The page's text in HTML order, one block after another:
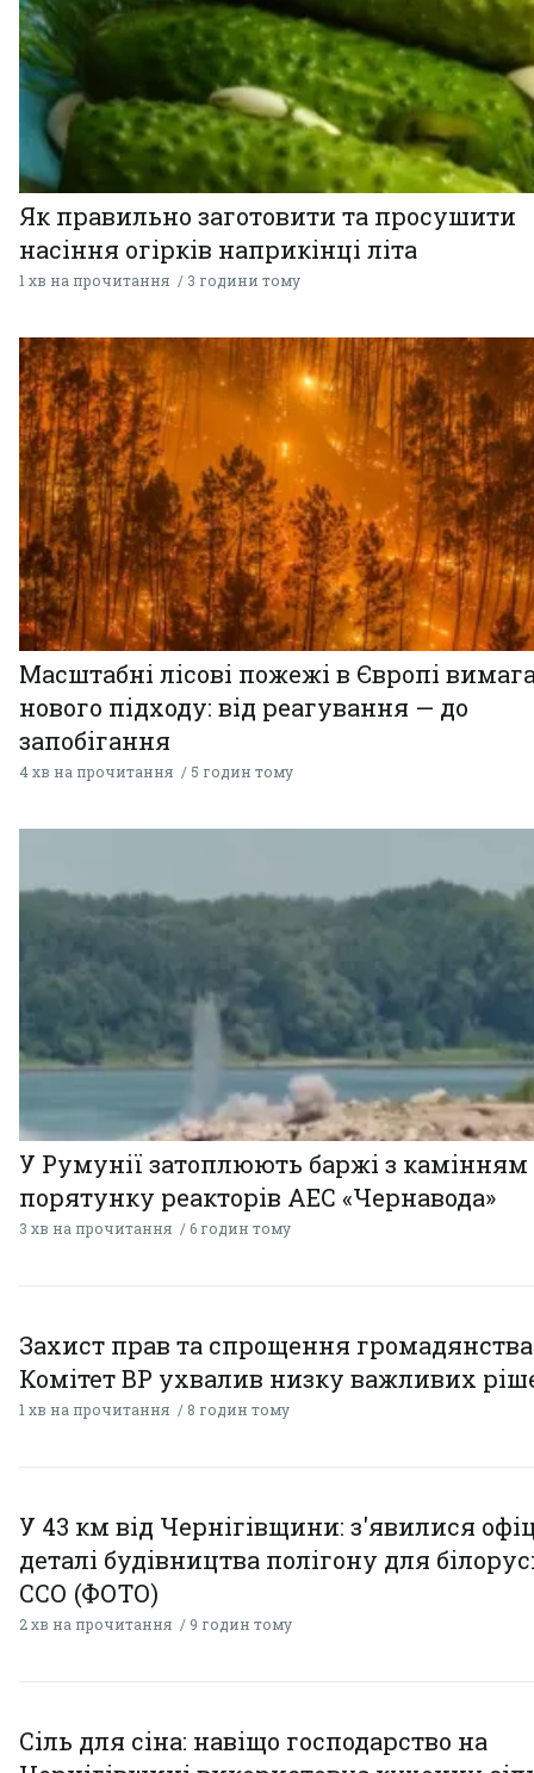
Як правильно заготовити та просушити
насіння огірків наприкінці літа
1 хв на прочитання 3 години тому
Масштабні лісові пожежі в Європі
нового підходу: від реагування — до
запобігання
4 хв на прочитання 5 годин тому
У Румунії затоплюють баржі з
порятунку реакторів АЕС «Чернавода»
3 хв на прочитання 6 годин тому
Захист прав та спрощення
Комітет ВР ухвалив низку важливих
1 хв на прочитання 8 годин тому
У 43 км від Чернігівщини: з'явилися
деталі будівництва полігону для
ССО (ФОТО)
2 хв на прочитання 9 годин тому
Сіль для сіна: навіщо господарство на